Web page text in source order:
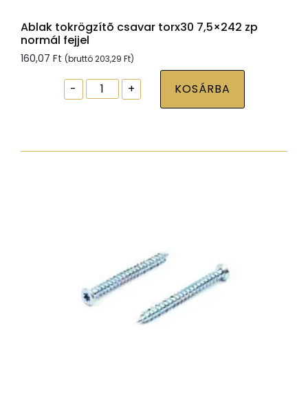
Ablak tokrögzítõ csavar torx30 7,5×242 zp
normál fejjel
160,07 Ft (bruttó203,29 Ft)
-
Ablak
tokrögzítõ
7,5x242
+ KOSÁRBA